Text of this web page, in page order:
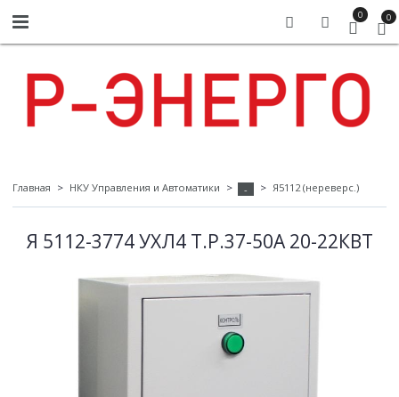
0 0
Главная НКУ Управления и Автоматики - Я5112 (нереверс.)
Я 5112-3774 УХЛ4 Т.Р.37-50А 20-22КВТ